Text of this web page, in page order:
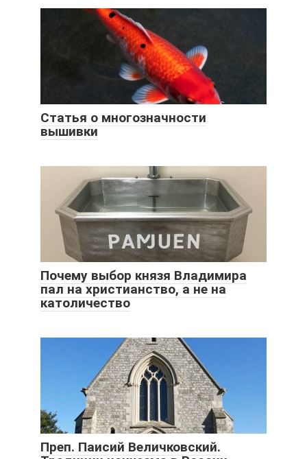
Статья о многозначности
вышивки
Почему выбор князя Владимира
пал на христианство, а не на
католичество
Преп. Паисий Величковский.